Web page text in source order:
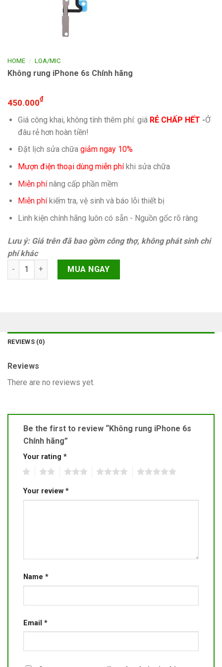
HOME / LOA/MIC
Không rung iPhone 6s Chính hãng
450.000₫
Giá công khai, không tính thêm phí: giá RẺ CHẤP HẾT -Ở
đâu rẻ hơn hoàn tiền!
Đặt lịch sửa chữa giảm ngay 10%
Mượn điện thoại dùng miễn phíkhi sửa chữa
Miễn phínâng cấp phần mềm
Miễn phíkiếm tra, vệ sinh và báo lỗi thiết bị
Linh kiện chính hãng luôn có sẵn - Nguồn gốc rõ ràng
Lưu ý: Giá trên đã bao gồm công thợ, không phát sinh chi
phí khác
Không rung iPhone 6s Chính hãng quantity
MUA NGAY
REVIEWS (0)
Reviews
There are no reviews yet.
Be the first to review “Không rung iPhone 6s
Chính hãng”
Your rating *
Your review *
Name *
Email *